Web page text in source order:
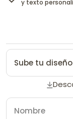
y texto
Sube tu diseño